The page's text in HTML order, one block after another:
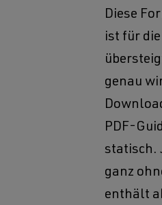
Diese
ist für
genau
PDF-
statisch.
ganz
enthält